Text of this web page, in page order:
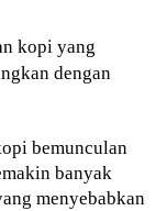
kopi yang
dengan
bemunculan
banyak
menyebabkan